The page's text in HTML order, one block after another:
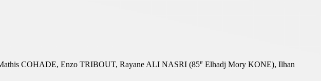
COHADE, Enzo TRIBOUT, Rayane ALI NASRI (85e Elhadj Mory KONE), Ilhan